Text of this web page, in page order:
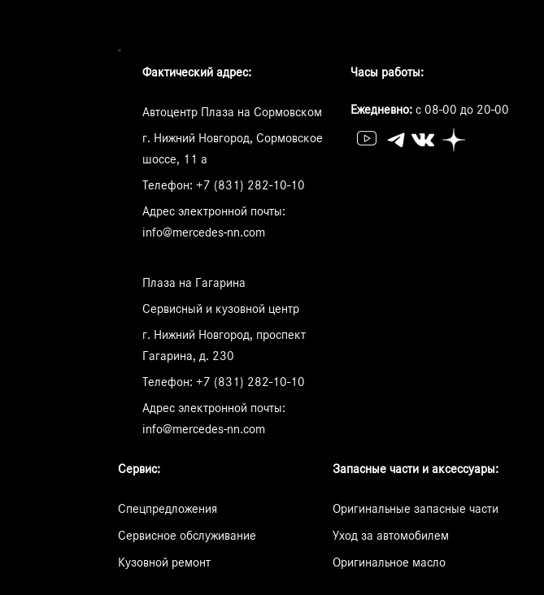
Фактический адрес:
Автоцентр Плаза на Сормовском
г. Нижний Новгород, Сормовское
шоссе, 11 а
Телефон:+7 (831) 282-10-10
Адрес электронной почты:
info@mercedes-nn.com
Часы работы:
Ежедневно: с 08-00 до 20-00
Плаза на Гагарина
Сервисный и кузовной центр
г. Нижний Новгород, проспект
Гагарина, д. 230
Телефон:+7 (831) 282-10-10
Адрес электронной почты:
info@mercedes-nn.com
Сервис:
Спецпредложения
Сервисное обслуживание
Кузовной ремонт
Запасные части и аксессуары:
Оригинальные запасные части
Уход за автомобилем
Оригинальное масло